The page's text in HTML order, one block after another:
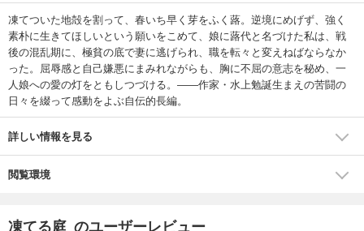
凍てついた地殻を割って、春いち早く芽をふく蕗。逆境にめげず、強く
素朴に生きてほしいという願いをこめて、娘に蕗代と名づけた私は、戦
後の混乱期に、極貧の底で妻に逃げられ、職を転々と変えねばならなか
った。屈辱感と自己嫌悪にまみれながらも、胸に不屈の意志を秘め、一
人娘への愛の灯をともしつづける。――作家・水上勉誕生まえの苦闘の
日々を綴って感動をよぶ自伝的長編。
詳しい情報を見る
閲覧環境
凍てる庭 のユーザーレビュー